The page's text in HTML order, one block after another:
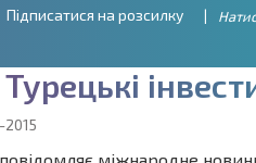
Підписатися на розсилку
Турецькі інвест
міжнародне